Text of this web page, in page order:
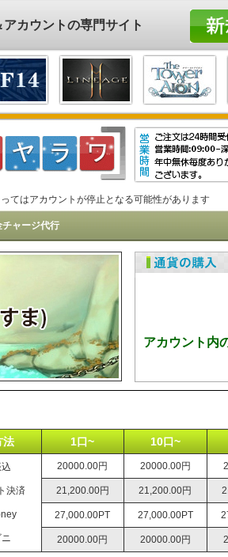
カウントの専門サイト
てはアカウントが停止となる可能性があります
ャージ代行
アカウント内
法 1口~ 10口~
決済
20000.00円 20000.00円
21,200.00円 21,200.00円
27,000.00PT 27,000.00PT
20000.00円 20000.00円